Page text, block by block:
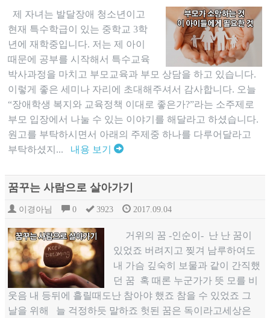
제 자녀는 발달장애 청소년이고
현재 특수학급이 있는 중학교 3학
년에 재학중입니다. 저는 제 아이
때문에 공부를 시작해서 특수교육
박사과정을 마치고 부모교육과 부모 상담을 하고 있습니다.
이렇게 좋은 세미나 자리에 초대해주셔서 감사합니다. 오늘
“장애학생 복지와 교육정책 이대로 좋은가?”라는 소주제로
부모 입장에서 나눌 수 있는 이야기를 해달라고 하셨습니다.
원고를 부탁하시면서 아래의 주제중 하나를 다루어달라고
부탁하셨지... 내용 보기
꿈꾸는 사람으로 살아가기
이경아님 0 3923 2017.09.04
​ 거위의 꿈 -인순이- 난 난 꿈이
있었죠 버려지고 찢겨 남루하여도
내 가슴 깊숙히 보물과 같이 간직했
던 꿈 혹 때론 누군가가 뜻 모를 비
웃음 내 등뒤에 흘릴때도난 참아야 했죠 참을 수 있었죠 그
날을 위해 늘 걱정하듯 말하죠 헛된 꿈은 독이라고세상은